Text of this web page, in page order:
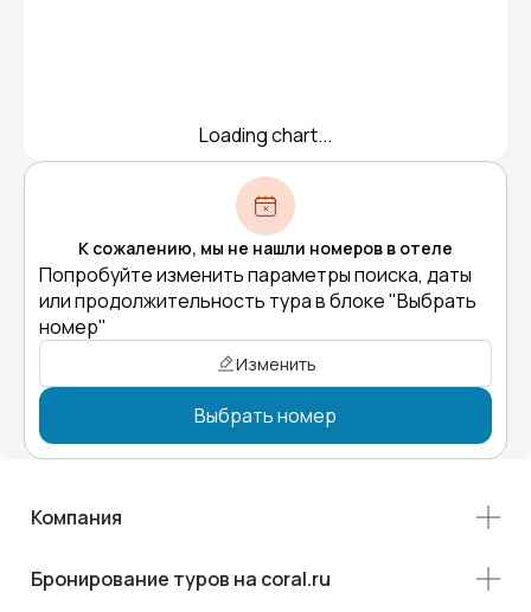
Loading chart...
К сожалению, мы не нашли номеров в отеле
Попробуйте изменить параметры поиска, даты
или продолжительность тура в блоке "Выбрать
номер"
Изменить
Выбрать номер
Компания
Бронирование туров на coral.ru